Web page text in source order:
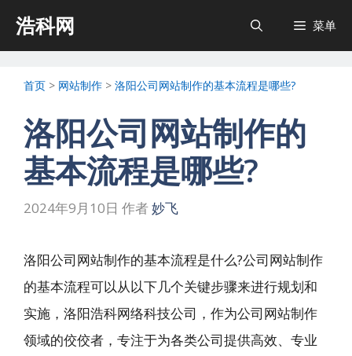
浩科网 菜单
首页 > 网站制作 > 洛阳公司网站制作的基本流程是哪些?
洛阳公司网站制作的
基本流程是哪些?
2024年9月10日 作者妙飞
洛阳公司网站制作的基本流程是什么?公司网站制作
的基本流程可以从以下几个关键步骤来进行规划和
实施，洛阳浩科网络科技公司，作为公司网站制作
领域的佼佼者，专注于为各类公司提供高效、专业